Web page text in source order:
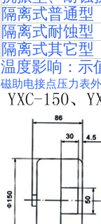
隔离式普通型
隔离式耐蚀型
隔离式其它型
温度影响：示
磁助电接点压力表